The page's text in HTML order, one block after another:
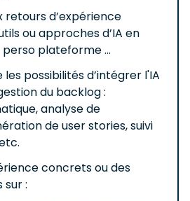
retours d’expérience
ou approches d’IA en
plateforme ...
possibilités d’intégrer l'IA
du backlog :
analyse de
de user stories, suivi
concrets ou des
: